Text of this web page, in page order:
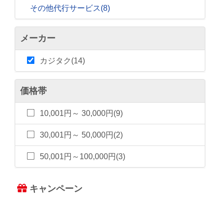
その他代行サービス(8)
メーカー
カジタク(14)
価格帯
10,001円～ 30,000円(9)
30,001円～ 50,000円(2)
50,001円～100,000円(3)
キャンペーン